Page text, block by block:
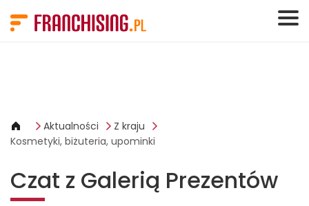
Aktualności
Z kraju
Kosmetyki, biżuteria, upominki
Czat z Galerią Prezentów